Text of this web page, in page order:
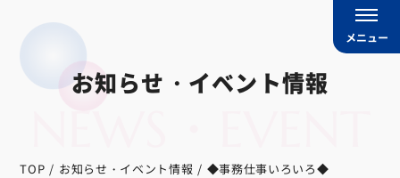
メニュー
お知らせ・イベント情報
TOP お知らせ・イベント情報 ◆事務仕事いろいろ◆